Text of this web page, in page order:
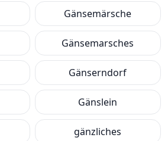
Gänsemärsche
Gänsemarsches
Gänserndorf
Gänslein
gänzliches